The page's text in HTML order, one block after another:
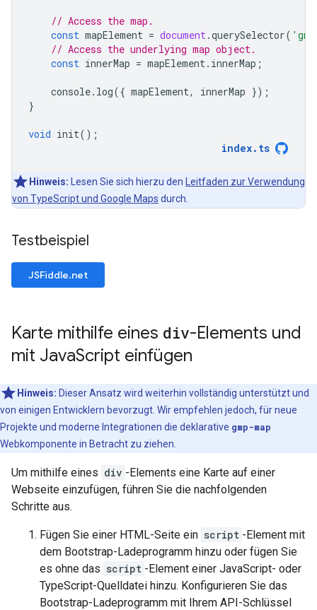
// Access the map.
const mapElement = document.querySelector(
// Access the underlying map object.
const innerMap = mapElement. innerMap ;
console. log({ mapElement, innerMap });
}
void init();
index. ts
Hinweis: Lesen Sie sich hierzu den
Leitfaden zur Verwendung
von TypeScript und Google Maps durch.
Testbeispiel
JSFiddle.net
Karte mithilfe eines div-Elements und
mit JavaScript einfügen
Hinweis: Dieser Ansatz wird weiterhin vollständig unterstützt und
von einigen Entwicklern bevorzugt. Wir empfehlen jedoch, für neue
Projekte und moderne Integrationen die deklarative gmp-map
Webkomponente in Betracht zu ziehen.
Um mithilfe eines div -Elements eine Karte auf einer
Webseite einzufügen, führen Sie die nachfolgenden
Schritte aus.
Fügen Sie einer HTML-Seite ein script -Element mit
dem Bootstrap-Ladeprogramm hinzu oder fügen Sie
es ohne das script -Element einer JavaScript- oder
TypeScript-Quelldatei hinzu. Konfigurieren Sie das
Bootstrap-Ladeprogramm mit Ihrem API-Schlüssel